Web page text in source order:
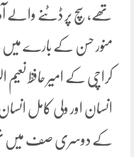
تھے، سچ پر ڈٹنے والے
منور حسن کے بارے
کراچی کے امیر حافظ نعیم
انسان اور ولی کامل انسان
کے دوسری صف میں